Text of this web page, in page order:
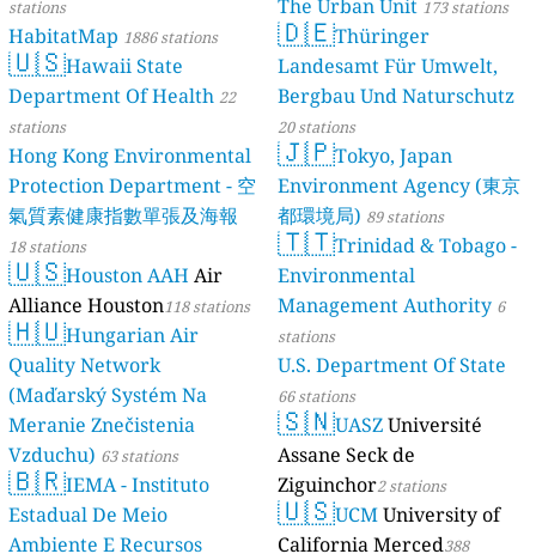
stations
HabitatMap 1886 stations
🇺🇸Hawaii State
Department Of Health 22
stations
Hong Kong Environmental
Protection Department - 空
氣質素健康指數單張及海報
18 stations
🇺🇸Houston AAH Air
Alliance Houston118 stations
🇭🇺Hungarian Air
Quality Network
(Maďarský Systém Na
Meranie Znečistenia
Vzduchu) 63 stations
🇧🇷IEMA - Instituto
Estadual De Meio
Ambiente E Recursos
The Urban Unit 173 stations
🇩🇪Thüringer
Landesamt Für Umwelt,
Bergbau Und Naturschutz
20 stations
🇯🇵Tokyo, Japan
Environment Agency (東京
都環境局) 89 stations
🇹🇹Trinidad & Tobago -
Environmental
Management Authority 6
stations
U.S. Department Of State
66 stations
🇸🇳UASZUniversité
Assane Seck de
Ziguinchor2 stations
🇺🇸UCMUniversity of
California Merced388